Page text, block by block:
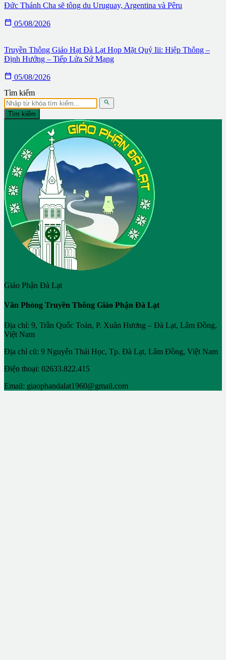
Đức Thánh Cha sẽ tông du Uruguay, Argentina và Pêru
 05/08/2026
Truyền Thông Giáo Hạt Đà Lạt Họp Mặt Quý Iii: Hiệp Thông –
Định Hướng – Tiếp Lửa Sứ Mạng
 05/08/2026
Tìm kiếm

Tìm kiếm
Giáo Phận Đà Lạt
Văn Phòng Truyền Thông Giáo Phận Đà Lạt
Địa chỉ: 9, Trần Quốc Toản, P. Xuân Hương – Đà Lạt, Lâm Đồng,
Việt Nam
Địa chỉ cũ: 9 Nguyễn Thái Học, Tp. Đà Lạt, Lâm Đồng, Việt Nam
Điện thoại: 02633.822.415
Email: giaophandalat1960@gmail.com